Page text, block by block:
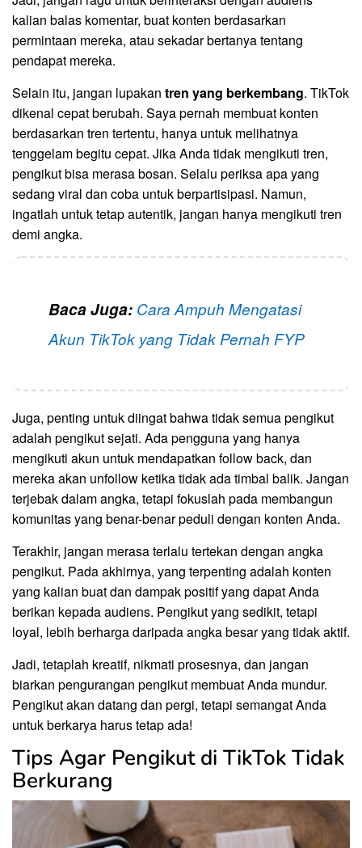
kalian balas komentar, buat konten berdasarkan
permintaan mereka, atau sekadar bertanya tentang
pendapat mereka.
Selain itu, jangan lupakan tren yang berkembang. TikTok
dikenal cepat berubah. Saya pernah membuat konten
berdasarkan tren tertentu, hanya untuk melihatnya
tenggelam begitu cepat. Jika Anda tidak mengikuti tren,
pengikut bisa merasa bosan. Selalu periksa apa yang
sedang viral dan coba untuk berpartisipasi. Namun,
ingatlah untuk tetap autentik, jangan hanya mengikuti tren
demi angka.
Baca Juga: Cara Ampuh Mengatasi
Akun TikTok yang Tidak Pernah FYP
Juga, penting untuk diingat bahwa tidak semua pengikut
adalah pengikut sejati. Ada pengguna yang hanya
mengikuti akun untuk mendapatkan follow back, dan
mereka akan unfollow ketika tidak ada timbal balik. Jangan
terjebak dalam angka, tetapi fokuslah pada membangun
komunitas yang benar-benar peduli dengan konten Anda.
Terakhir, jangan merasa terlalu tertekan dengan angka
pengikut. Pada akhirnya, yang terpenting adalah konten
yang kalian buat dan dampak positif yang dapat Anda
berikan kepada audiens. Pengikut yang sedikit, tetapi
loyal, lebih berharga daripada angka besar yang tidak aktif.
Jadi, tetaplah kreatif, nikmati prosesnya, dan jangan
biarkan pengurangan pengikut membuat Anda mundur.
Pengikut akan datang dan pergi, tetapi semangat Anda
untuk berkarya harus tetap ada!
Tips Agar Pengikut di TikTok Tidak
Berkurang